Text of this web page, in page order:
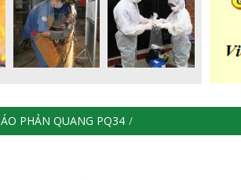
ÁO PHẢN QUANG PQ34